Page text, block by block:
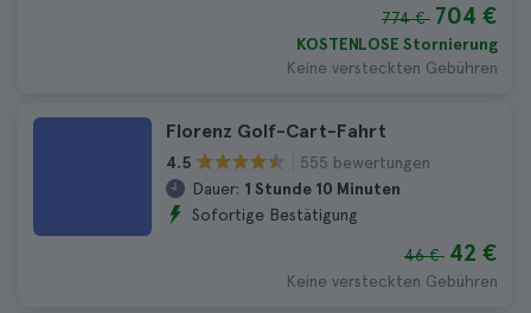
774 € 704 €
KOSTENLOSE Stornierung
Keine versteckten Gebühren
Florenz Golf-Cart-Fahrt
4.5
555 bewertungen
Dauer: 1 Stunde 10 Minuten
Sofortige Bestätigung
46 € 42 €
Keine versteckten Gebühren